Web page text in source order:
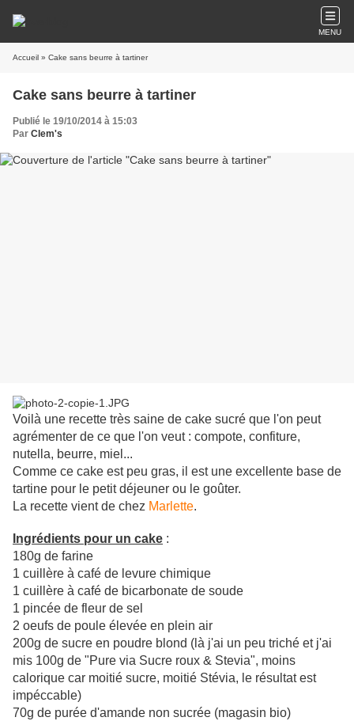
MENU
Accueil » Cake sans beurre à tartiner
Cake sans beurre à tartiner
Publié le 19/10/2014 à 15:03
Par Clem's
Voilà une recette très saine de cake sucré que l'on peut
agrémenter de ce que l'on veut : compote, confiture,
nutella, beurre, miel...
Comme ce cake est peu gras, il est une excellente base de
tartine pour le petit déjeuner ou le goûter.
La recette vient de chez Marlette.
Ingrédients pour un cake :
180g de farine
1 cuillère à café de levure chimique
1 cuillère à café de bicarbonate de soude
1 pincée de fleur de sel
2 oeufs de poule élevée en plein air
200g de sucre en poudre blond (là j'ai un peu triché et j'ai
mis 100g de "Pure via Sucre roux & Stevia", moins
calorique car moitié sucre, moitié Stévia, le résultat est
impéccable)
70g de purée d'amande non sucrée (magasin bio)